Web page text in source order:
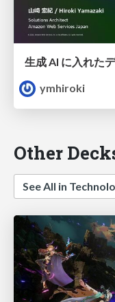
ymhiroki
Other
See All in